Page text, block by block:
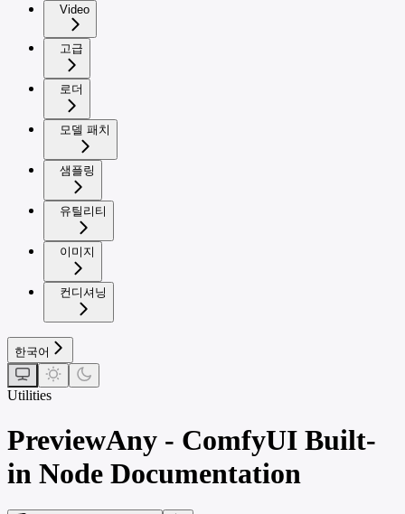
Video
고급
로더
모델 패치
샘플링
유틸리티
이미지
컨디셔닝
한국어
Utilities
PreviewAny - ComfyUI Built-
in Node Documentation